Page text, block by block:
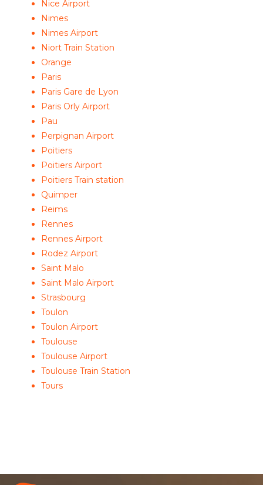
Nice Airport
Nimes
Nimes Airport
Niort Train Station
Orange
Paris
Paris Gare de Lyon
Paris Orly Airport
Pau
Perpignan Airport
Poitiers
Poitiers Airport
Poitiers Train station
Quimper
Reims
Rennes
Rennes Airport
Rodez Airport
Saint Malo
Saint Malo Airport
Strasbourg
Toulon
Toulon Airport
Toulouse
Toulouse Airport
Toulouse Train Station
Tours